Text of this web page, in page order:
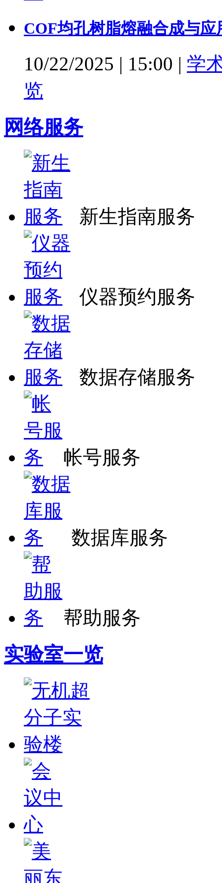
COF均孔树脂熔融合成与应
10/22/2025 | 15:00 | 学
览
网络服务
新生指南服务
仪器预约服务
数据存储服务
帐号服务
数据库服务
帮助服务
实验室一览